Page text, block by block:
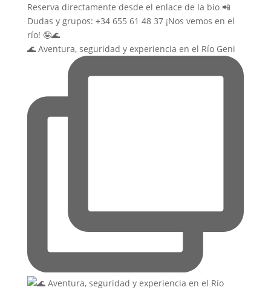
🌊 Aventura, seguridad y experiencia en el Río Geni